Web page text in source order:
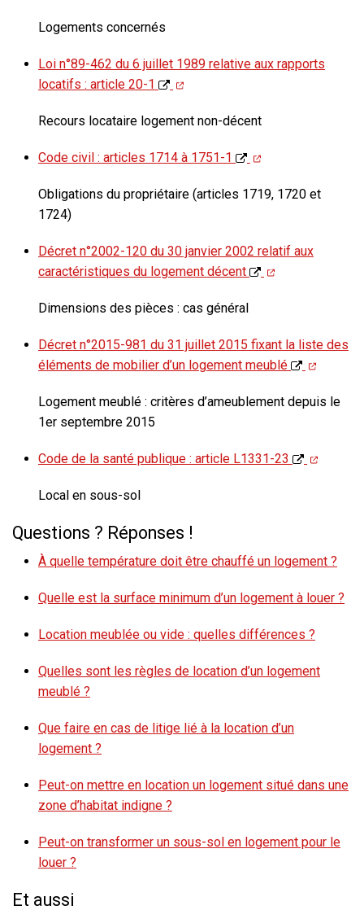
Logements concernés
Loi n°89-462 du 6 juillet 1989 relative aux rapports
locatifs : article 20-1
Recours locataire logement non-décent
Code civil : articles 1714 à 1751-1
Obligations du propriétaire (articles 1719, 1720 et
1724)
Décret n°2002-120 du 30 janvier 2002 relatif aux
caractéristiques du logement décent
Dimensions des pièces : cas général
Décret n°2015-981 du 31 juillet 2015 fixant la liste des
éléments de mobilier d’un logement meublé
Logement meublé : critères d’ameublement depuis le
1er septembre 2015
Code de la santé publique : article L1331-23
Local en sous-sol
Questions ? Réponses !
À quelle température doit être chauffé un logement ?
Quelle est la surface minimum d’un logement à louer ?
Location meublée ou vide : quelles différences ?
Quelles sont les règles de location d’un logement
meublé ?
Que faire en cas de litige lié à la location d’un
logement ?
Peut-on mettre en location un logement situé dans une
zone d’habitat indigne ?
Peut-on transformer un sous-sol en logement pour le
louer ?
Et aussi